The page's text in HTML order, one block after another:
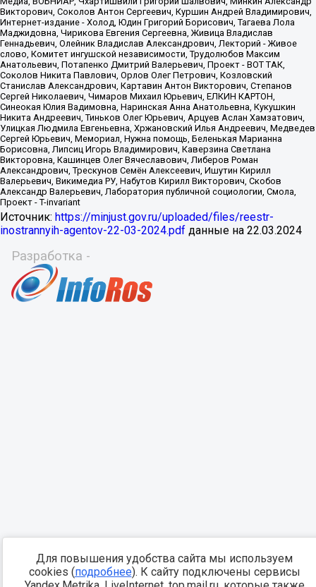
Источник: https://minjust.gov.ru/uploaded/files/reestr-
inostrannyih-agentov-22-03-2024.pdf данные на 22.03.2024
Разработка -
Для повышения удобства сайта мы используем
cookies (подробнее). К сайту подключены сервисы